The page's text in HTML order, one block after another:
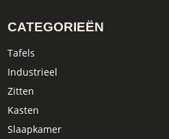
CATEGORIEËN
Tafels
Industrieel
Zitten
Kasten
Slaapkamer